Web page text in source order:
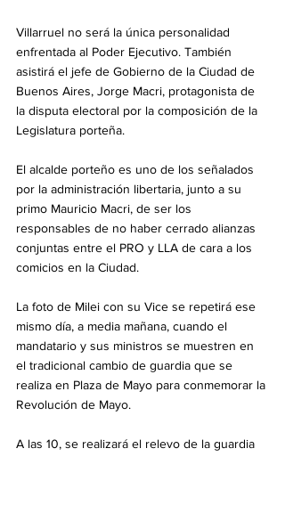
Villarruel no será la única personalidad
enfrentada al Poder Ejecutivo. También
asistirá el jefe de Gobierno de la Ciudad de
Buenos Aires, Jorge Macri, protagonista de
la disputa electoral por la composición de la
Legislatura porteña.
El alcalde porteño es uno de los señalados
por la administración libertaria, junto a su
primo Mauricio Macri, de ser los
responsables de no haber cerrado alianzas
conjuntas entre el PRO y LLA de cara a los
comicios en la Ciudad.
La foto de Milei con su Vice se repetirá ese
mismo día, a media mañana, cuando el
mandatario y sus ministros se muestren en
el tradicional cambio de guardia que se
realiza en Plaza de Mayo para conmemorar la
Revolución de Mayo.
A las 10, se realizará el relevo de la guardia